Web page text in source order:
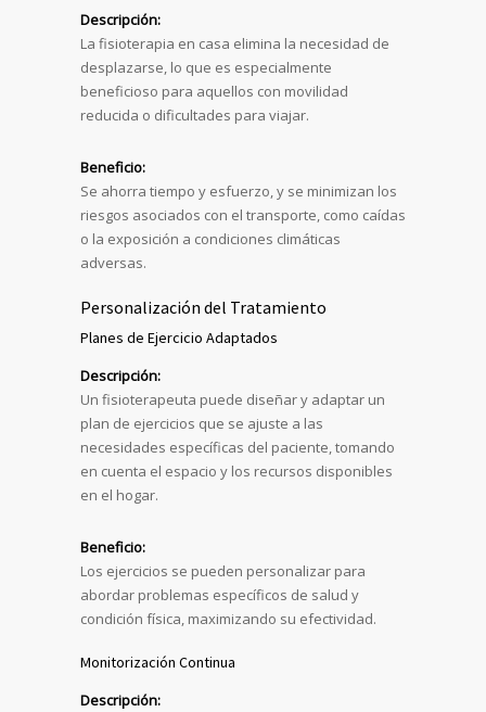
Descripción:
La fisioterapia en casa elimina la necesidad de
desplazarse, lo que es especialmente
beneficioso para aquellos con movilidad
reducida o dificultades para viajar.
Beneficio:
Se ahorra tiempo y esfuerzo, y se minimizan los
riesgos asociados con el transporte, como caídas
o la exposición a condiciones climáticas
adversas.
Personalización del Tratamiento
Planes de Ejercicio Adaptados
Descripción:
Un fisioterapeuta puede diseñar y adaptar un
plan de ejercicios que se ajuste a las
necesidades específicas del paciente, tomando
en cuenta el espacio y los recursos disponibles
en el hogar.
Beneficio:
Los ejercicios se pueden personalizar para
abordar problemas específicos de salud y
condición física, maximizando su efectividad.
Monitorización Continua
Descripción: